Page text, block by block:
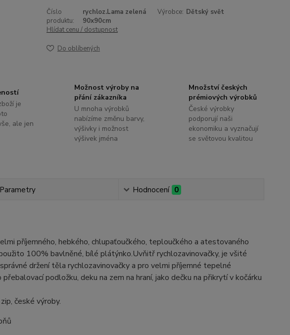
Číslo
produktu:
rychloz.Lama zelená
90x90cm
Výrobce: Dětský svět
Hlídat cenu / dostupnost
Do oblíbených
je
ale jen
Možnost výroby na
přání zákazníka
U mnoha výrobků
nabízíme změnu barvy,
výšivky i možnost
výšivek jména
Množství českých
prémiových výrobků
České výrobky
podporují naši
ekonomiku a vyznačují
se světovou kvalitou
Parametry Hodnocení 0
příjemného, hebkého, chlupaťoučkého, teploučkého a atestovaného
100% bavlněné, bílé plátýnko.Uvňitř rychlozavinovačky, je všité
držení těla rychlozavinovačky a pro velmi příjemné tepelné
podložku, deku na zem na hraní, jako dečku na přikrytí v kočárku
české výroby.